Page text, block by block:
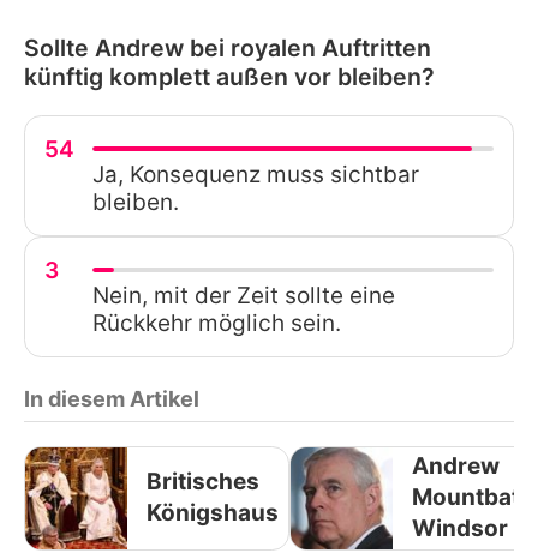
Sollte Andrew bei royalen Auftritten
künftig komplett außen vor bleiben?
54
Ja, Konsequenz muss sichtbar
bleiben.
3
Nein, mit der Zeit sollte eine
Rückkehr möglich sein.
In diesem Artikel
Britisches
Königshaus
Andrew
Windsor